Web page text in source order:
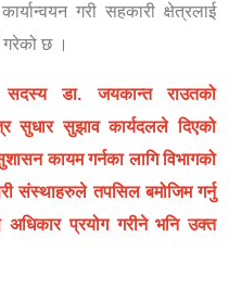
गरी सहकारी क्षेत्रलाई
गरेको छ ।
सदस्य डा. जयकान्त राउतको
सुधार सुझाव कार्यदलले दिएको
कायम गर्नका लागि विभागको
संस्थाहरुले तपसिल बमोजिम गर्नु
अधिकार प्रयोग गरीने भनि उक्त